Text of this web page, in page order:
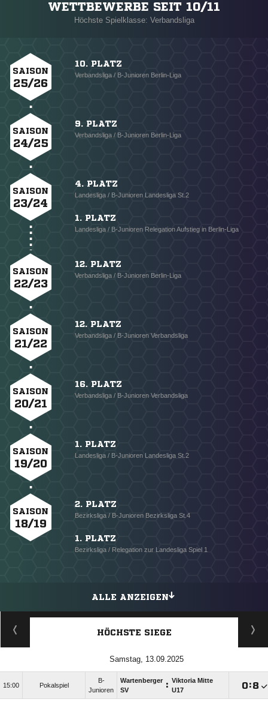
WETTBEWERBE SEIT 10/11
Höchste Spielklasse: Verbandsliga
SAISON
25/26
10. PLATZ
Verbandsliga / B-Junioren Berlin-Liga
SAISON
24/25
9. PLATZ
Verbandsliga / B-Junioren Berlin-Liga
SAISON
23/24
4. PLATZ
Landesliga / B-Junioren Landesliga St.2
1. PLATZ
Landesliga / B-Junioren Relegation Aufstieg in Berlin-Liga
SAISON
22/23
12. PLATZ
Verbandsliga / B-Junioren Berlin-Liga
SAISON
21/22
12. PLATZ
Verbandsliga / B-Junioren Verbandsliga
SAISON
20/21
16. PLATZ
Verbandsliga / B-Junioren Verbandsliga
SAISON
19/20
1. PLATZ
Landesliga / B-Junioren Landesliga St.2
SAISON
18/19
2. PLATZ
Bezirksliga / B-Junioren Bezirksliga St.4
1. PLATZ
Bezirksliga / Relegation zur Landesliga Spiel 1
ALLE ANZEIGEN
HÖCHSTE SIEGE
Samstag, 13.09.2025
15:00 Pokalspiel
B-
Junioren
Wartenberger
SV
: Viktoria Mitte
U17
: